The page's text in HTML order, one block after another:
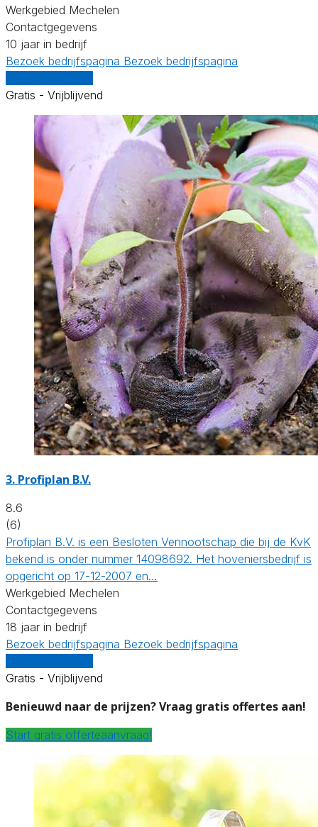
Werkgebied Mechelen
Contactgegevens
10 jaar in bedrijf
Bezoek bedrijfspagina Bezoek bedrijfspagina
Gratis - Vrijblijvend
3. Profiplan B.V.
8.6
(6)
Profiplan B.V. is een Besloten Vennootschap die bij de KvK
bekend is onder nummer 14098692. Het hoveniersbedrijf is
opgericht op 17-12-2007 en…
Werkgebied Mechelen
Contactgegevens
18 jaar in bedrijf
Bezoek bedrijfspagina Bezoek bedrijfspagina
Gratis - Vrijblijvend
Benieuwd naar de prijzen? Vraag gratis offertes aan!
Start gratis offerteaanvraag!